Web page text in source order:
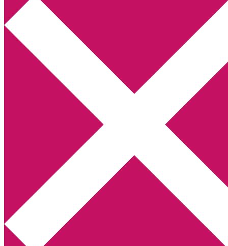
Annikas litteratur- och kulturblogg
Deckare, kriminalromaner, thrillers
Hem
Boktolva
Författarfemman
Kontakt
Webbshop Amazon
Utskriftscentralen
Min tv-blogg
You are here:Home Bokbloggsjerka
Bokbloggsjerka 18 – 21
Bokbloggsjerka 18 – 21 mars
2016-03-18 by